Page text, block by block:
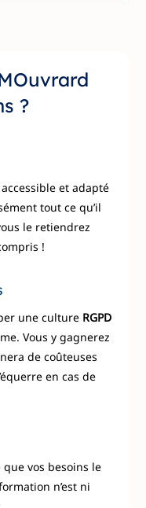
?
accessible et adapté
tout ce qu’il
le retiendrez
!
une culture RGPD
Vous y gagnerez
de coûteuses
en cas de
vos besoins le
n’est ni